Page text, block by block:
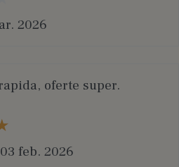
2026
oferte super.
03 feb. 2026